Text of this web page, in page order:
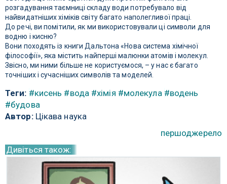
розгадування таємниці складу води потребувало від
найвидатніших хіміків світу багато наполегливої ​​праці.
До речі, ви помітили, як ми використовували ці символи для
водню і кисню?
Вони походять із книги Дальтона «Нова система хімічної
філософії», яка містить найперші малюнки атомів і молекул.
Звісно, ​​ми ними більше не користуємося, – у нас є багато
точніших і сучасніших символів та моделей.
Теги: #кисень #вода #хімія #молекула #водень
#будова
Автор:Цікава наука
першоджерело
Дивіться також: